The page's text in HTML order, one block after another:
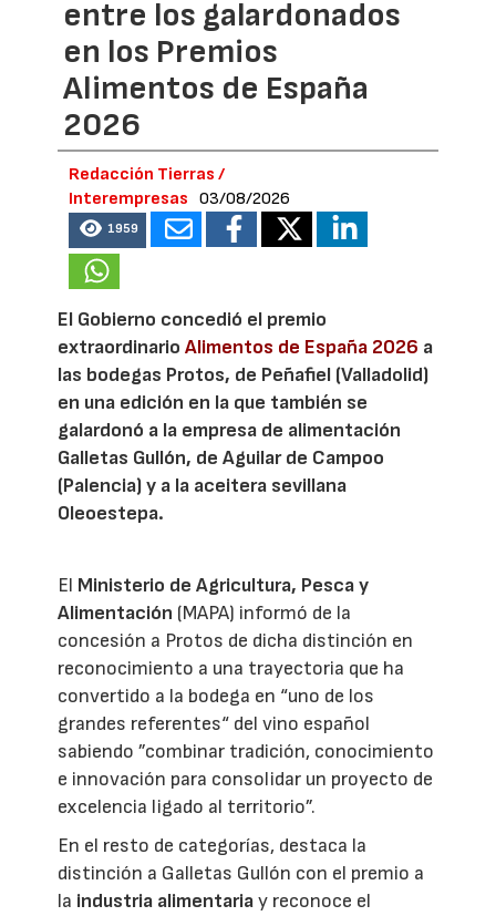
entre los galardonados
en los Premios
Alimentos de España
2026
Redacción Tierras /
Interempresas
03/08/2026
1959
El Gobierno concedió el premio
extraordinarioAlimentos de España 2026 a
las bodegas Protos, de Peñafiel (Valladolid)
en una edición en la que también se
galardonó a la empresa de alimentación
Galletas Gullón, de Aguilar de Campoo
(Palencia) y a la aceitera sevillana
Oleoestepa.
El Ministerio de Agricultura, Pesca y
Alimentación (MAPA) informó de la
concesión a Protos de dicha distinción en
reconocimiento a una trayectoria que ha
convertido a la bodega en “uno de los
grandes referentes“ del vino español
sabiendo ”combinar tradición, conocimiento
e innovación para consolidar un proyecto de
excelencia ligado al territorio”.
En el resto de categorías, destaca la
distinción a Galletas Gullón con el premio a
la industria alimentariay reconoce el